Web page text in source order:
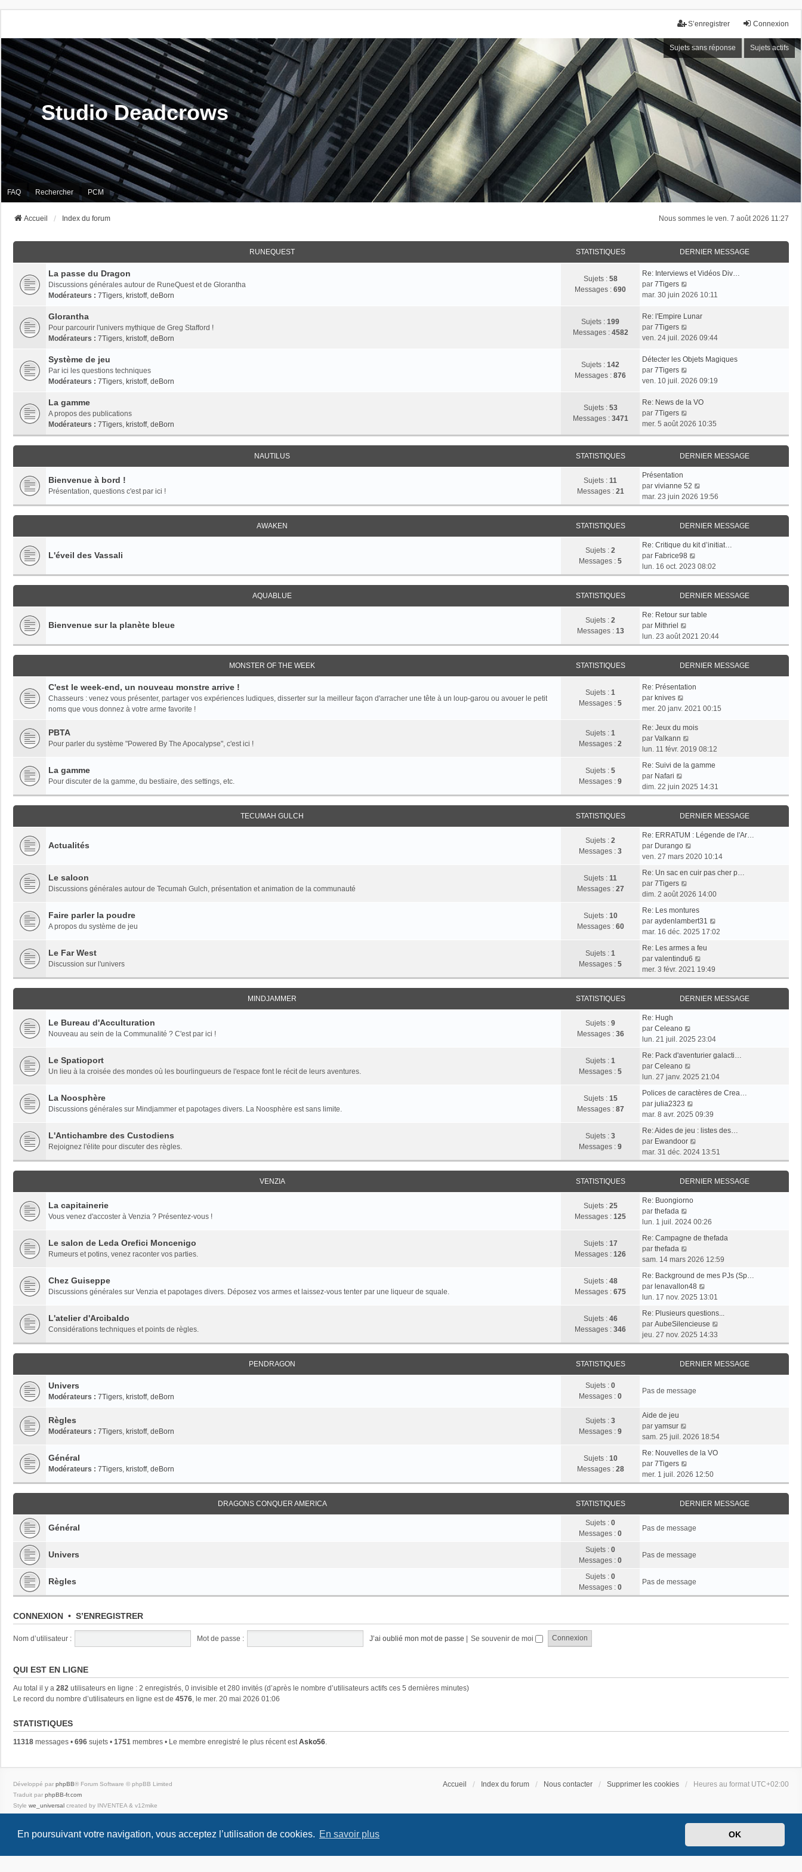
En poursuivant votre navigation, vous acceptez l’utilisation de cookies. En savoir plus OK
Connexion
S’enregistrer
Sujets sans réponse Sujets actifs
Studio Deadcrows
FAQ Rechercher PCM
Nous sommes le ven. 7 août 2026 11:27
Accueil Index du forum
RUNEQUEST STATISTIQUES DERNIER MESSAGE
La passe du Dragon
Discussions générales autour de RuneQuest et de Glorantha
Modérateurs : 7Tigers, kristoff, deBorn
Sujets : 58
Messages : 690
Re: Interviews et Vidéos Div…
par 7Tigers
o
r
e
e
n
e
m
e
s
s
a
e
mar. 30 juin 2026 10:11
Glorantha
Pour parcourir l'univers mythique de Greg Stafford !
Modérateurs : 7Tigers, kristoff, deBorn
Sujets : 199
Messages : 4582
Re: l'Empire Lunar
par 7Tigers
o
r
e
e
n
i
e
r
m
s
s
a
e
ven. 24 juil. 2026 09:44
Système de jeu
Par ici les questions techniques
Modérateurs : 7Tigers, kristoff, deBorn
Sujets : 142
Messages : 876
Détecter les Objets Magiques
par 7Tigers
o
r
e
d
e
r
n
e
r
m
s
s
a
g
e
ven. 10 juil. 2026 09:19
La gamme
A propos des publications
Modérateurs : 7Tigers, kristoff, deBorn
Sujets : 53
Messages : 3471
Re: News de la VO
par 7Tigers
o
i
r
l
e
e
r
n
e
r
m
e
s
s
a
g
e
mer. 5 août 2026 10:35
NAUTILUS STATISTIQUES DERNIER MESSAGE
Bienvenue à bord !
Présentation, questions c'est par ici !
Sujets : 11
Messages : 21
Présentation
par vivianne 52
o
i
r
l
e
d
r
i
r
e
s
s
a
g
mar. 23 juin 2026 19:56
AWAKEN STATISTIQUES DERNIER MESSAGE
L'éveil des Vassali Sujets : 2
Messages : 5
Re: Critique du kit d’initiat…
par Fabrice98
o
i
r
l
e
d
r
i
e
s
g
lun. 16 oct. 2023 08:02
AQUABLUE STATISTIQUES DERNIER MESSAGE
Bienvenue sur la planète bleue Sujets : 2
Messages : 13
Re: Retour sur table
par Mithriel
o
i
r
l
e
d
r
i
e
r
m
s
s
a
g
e
lun. 23 août 2021 20:44
MONSTER OF THE WEEK STATISTIQUES DERNIER MESSAGE
C'est le week-end, un nouveau monstre arrive !
Chasseurs : venez vous présenter, partager vos expériences ludiques, disserter sur la meilleur façon d'arracher une tête à un loup-garou ou avouer le petit
noms que vous donnez à votre arme favorite !
Sujets : 1
Messages : 5
Re: Présentation
par knives
o
r
l
e
d
r
n
i
e
r
m
e
s
s
a
g
mer. 20 janv. 2021 00:15
PBTA
Pour parler du système "Powered By The Apocalypse", c'est ici !
Sujets : 1
Messages : 2
Re: Jeux du mois
par Valkann
o
r
e
e
n
i
e
m
s
s
a
g
lun. 11 févr. 2019 08:12
La gamme
Pour discuter de la gamme, du bestiaire, des settings, etc.
Sujets : 5
Messages : 9
Re: Suivi de la gamme
par Nafari
o
i
r
l
e
d
e
r
n
i
e
m
e
s
s
a
g
e
dim. 22 juin 2025 14:31
TECUMAH GULCH STATISTIQUES DERNIER MESSAGE
Actualités Sujets : 2
Messages : 3
Re: ERRATUM : Légende de l'Ar…
par Durango
o
r
e
d
e
r
i
e
r
e
g
ven. 27 mars 2020 10:14
Le saloon
Discussions générales autour de Tecumah Gulch, présentation et animation de la communauté
Sujets : 11
Messages : 27
Re: Un sac en cuir pas cher p…
par 7Tigers
o
r
l
e
d
e
r
n
i
e
r
e
s
s
a
g
dim. 2 août 2026 14:00
Faire parler la poudre
A propos du système de jeu
Sujets : 10
Messages : 60
Re: Les montures
par aydenlambert31
o
e
m
s
s
mar. 16 déc. 2025 17:02
Le Far West
Discussion sur l'univers
Sujets : 1
Messages : 5
Re: Les armes a feu
par valentindu6
o
i
r
l
e
r
n
e
m
s
s
g
e
mer. 3 févr. 2021 19:49
MINDJAMMER STATISTIQUES DERNIER MESSAGE
Le Bureau d'Acculturation
Nouveau au sein de la Communalité ? C'est par ici !
Sujets : 9
Messages : 36
Re: Hugh
par Celeano
o
r
e
d
e
r
i
e
r
e
s
g
lun. 21 juil. 2025 23:04
Le Spatioport
Un lieu à la croisée des mondes où les bourlingueurs de l'espace font le récit de leurs aventures.
Sujets : 1
Messages : 5
Re: Pack d'aventurier galacti…
par Celeano
o
r
l
e
d
e
r
n
i
e
r
m
s
s
g
lun. 27 janv. 2025 21:04
La Noosphère
Discussions générales sur Mindjammer et papotages divers. La Noosphère est sans limite.
Sujets : 15
Messages : 87
Polices de caractères de Crea…
par julia2323
o
r
l
e
e
e
m
s
s
a
g
mar. 8 avr. 2025 09:39
L'Antichambre des Custodiens
Rejoignez l'élite pour discuter des règles.
Sujets : 3
Messages : 9
Re: Aides de jeu : listes des…
par Ewandoor
o
i
r
l
e
r
n
e
m
e
s
s
a
g
e
mar. 31 déc. 2024 13:51
VENZIA STATISTIQUES DERNIER MESSAGE
La capitainerie
Vous venez d'accoster à Venzia ? Présentez-vous !
Sujets : 25
Messages : 125
Re: Buongiorno
par thefada
o
r
e
d
e
r
i
e
r
e
a
lun. 1 juil. 2024 00:26
Le salon de Leda Orefici Moncenigo
Rumeurs et potins, venez raconter vos parties.
Sujets : 17
Messages : 126
Re: Campagne de thefada
par thefada
o
r
l
e
d
e
r
n
i
e
r
m
g
e
sam. 14 mars 2026 12:59
Chez Guiseppe
Discussions générales sur Venzia et papotages divers. Déposez vos armes et laissez-vous tenter par une liqueur de squale.
Sujets : 48
Messages : 675
Re: Background de mes PJs (Sp…
par lenavallon48
o
r
l
e
e
e
s
g
lun. 17 nov. 2025 13:01
L'atelier d'Arcibaldo
Considérations techniques et points de règles.
Sujets : 46
Messages : 346
Re: Plusieurs questions...
par AubeSilencieuse
i
r
l
e
e
s
s
a
g
jeu. 27 nov. 2025 14:33
PENDRAGON STATISTIQUES DERNIER MESSAGE
Univers
Modérateurs : 7Tigers, kristoff, deBorn
Sujets : 0
Messages : 0
Pas de message
Règles
Modérateurs : 7Tigers, kristoff, deBorn
Sujets : 3
Messages : 9
Aide de jeu
par yamsur
o
r
e
e
i
r
s
s
sam. 25 juil. 2026 18:54
Général
Modérateurs : 7Tigers, kristoff, deBorn
Sujets : 10
Messages : 28
Re: Nouvelles de la VO
par 7Tigers
o
i
r
l
e
d
n
e
s
mer. 1 juil. 2026 12:50
DRAGONS CONQUER AMERICA STATISTIQUES DERNIER MESSAGE
Général Sujets : 0
Messages : 0
Pas de message
Univers Sujets : 0
Messages : 0
Pas de message
Règles Sujets : 0
Messages : 0
Pas de message
CONNEXION • S’ENREGISTRER
Nom d’utilisateur : Mot de passe : J’ai oublié mon mot de passe | Se souvenir de moi
QUI EST EN LIGNE
Au total il y a 282 utilisateurs en ligne : 2 enregistrés, 0 invisible et 280 invités (d’après le nombre d’utilisateurs actifs ces 5 dernières minutes)
Le record du nombre d’utilisateurs en ligne est de 4576, le mer. 20 mai 2026 01:06
STATISTIQUES
11318 messages • 696 sujets • 1751 membres • Le membre enregistré le plus récent estAsko56.
Accueil Index du forum Nous contacter Supprimer les cookies Heures au format UTC+02:00
Développé par phpBB® Forum Software © phpBB Limited
Traduit par phpBB-fr.com
Style we_universal created by INVENTEA & v12mike